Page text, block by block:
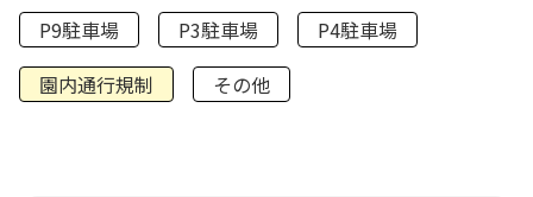
P9駐車場
P3駐車場
P4駐車場
園内通行規制
その他